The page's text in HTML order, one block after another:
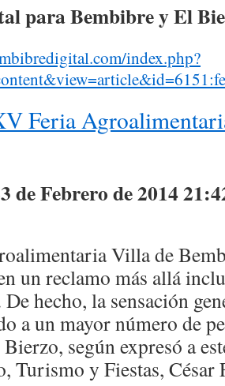
para Bembibre y El
index.php?
Feria
de Febrero de 2014
Villa de
un reclamo más allá
hecho, la sensación
a un mayor número de
según expresó a
Turismo y Fiestas, César